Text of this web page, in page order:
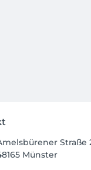
Straße
Münster